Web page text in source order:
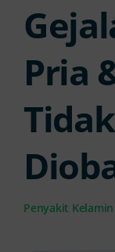
Pria
Penyakit Kelamin